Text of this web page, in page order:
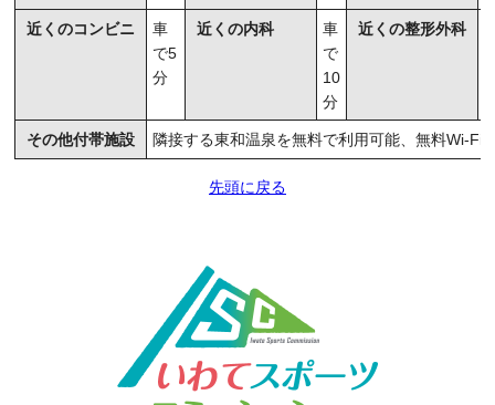
近くのコンビニ
車
で5
分
近くの内科
車
で
10
分
近くの整形外科
その他付帯施設 隣接する東和温泉を無料で利用可能、無料Wi-Fi
先頭に戻る